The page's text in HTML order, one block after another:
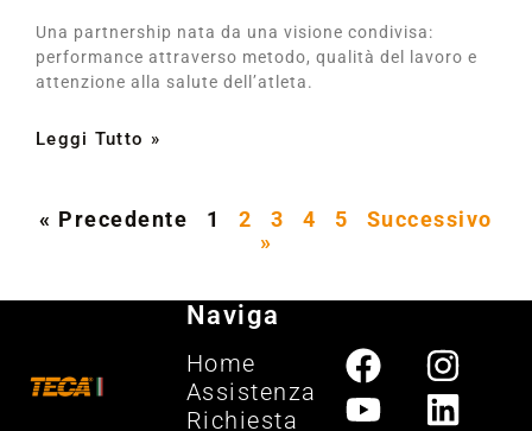
Una partnership nata da una visione condivisa:
performance attraverso metodo, qualità del lavoro e
attenzione alla salute dell’atleta.
Leggi Tutto »
« Precedente 1 2 3 4 5
Successivo
»
Naviga
Home
Assistenza
Richiesta